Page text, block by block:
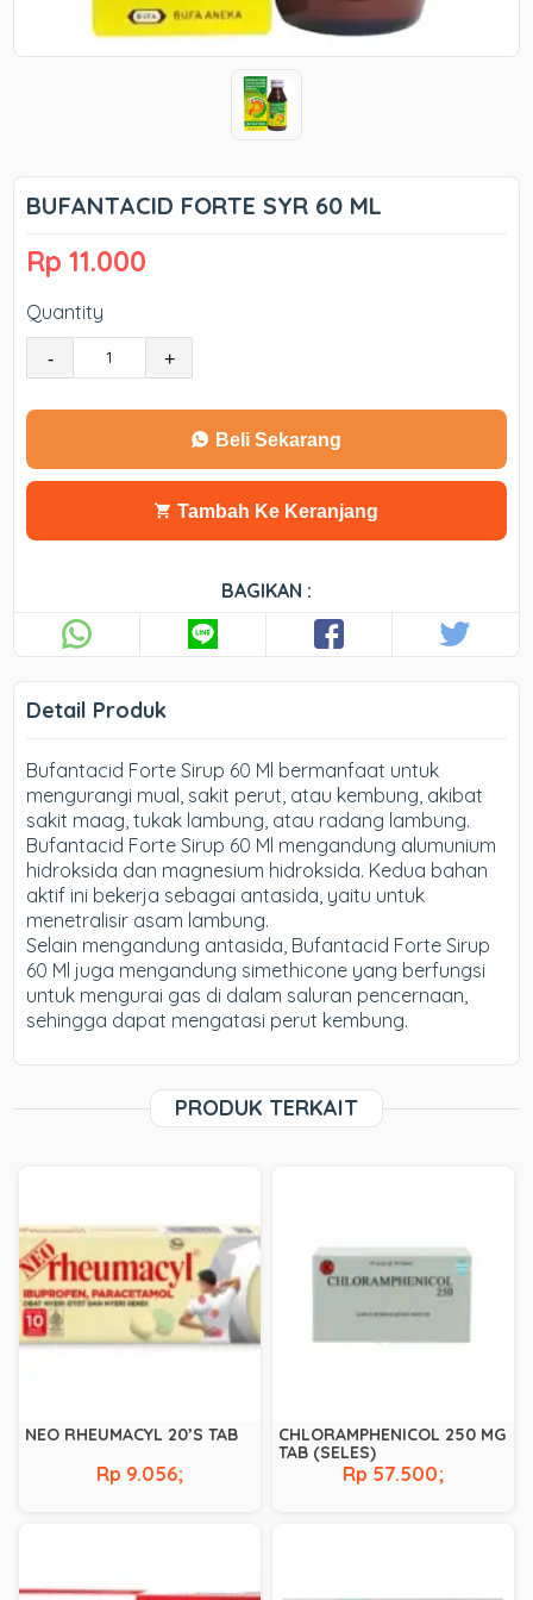
BUFANTACID FORTE SYR 60 ML
Rp 11.000
Quantity
- +
Beli Sekarang
Tambah Ke Keranjang
BAGIKAN :
Detail Produk
Bufantacid Forte Sirup 60 Ml bermanfaat untuk
mengurangi mual, sakit perut, atau kembung, akibat
sakit maag, tukak lambung, atau radang lambung.
Bufantacid Forte Sirup 60 Ml mengandung alumunium
hidroksida dan magnesium hidroksida. Kedua bahan
aktif ini bekerja sebagai antasida, yaitu untuk
menetralisir asam lambung.
Selain mengandung antasida, Bufantacid Forte Sirup
60 Ml juga mengandung simethicone yang berfungsi
untuk mengurai gas di dalam saluran pencernaan,
sehingga dapat mengatasi perut kembung.
PRODUK TERKAIT
NEO RHEUMACYL 20’S TAB
Rp 9.056;
CHLORAMPHENICOL 250 MG
TAB (SELES)
Rp 57.500;